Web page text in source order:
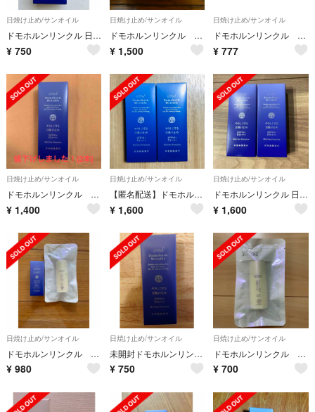
日焼け止め/サンオイル
ドモホルンリンクル 日焼け止めクリーム
¥ 750
日焼け止め/サンオイル
ドモホルンリンクル やさしく守る日焼け止め ２本セット
¥ 1,500
日焼け止め/サンオイル
ドモホルンリンクル 日焼け止め＆ポーチ
¥ 777
日焼け止め/サンオイル
ドモホルンリンクル 日焼け止め乳液 2本
¥ 1,400
日焼け止め/サンオイル
【匿名配送】ドモホルンリンクル 日焼け止め乳液 30ml×2本
¥ 1,600
日焼け止め/サンオイル
ドモホルンリンクル 日焼け止め
¥ 1,600
日焼け止め/サンオイル
ドモホルンリンクル 日焼け止めセット
¥ 980
日焼け止め/サンオイル
未開封ドモホルンリンクルやさしく守る日焼け止めSPF50
¥ 750
日焼け止め/サンオイル
ドモホルンリンクル やさしく守る日焼け止め
¥ 700